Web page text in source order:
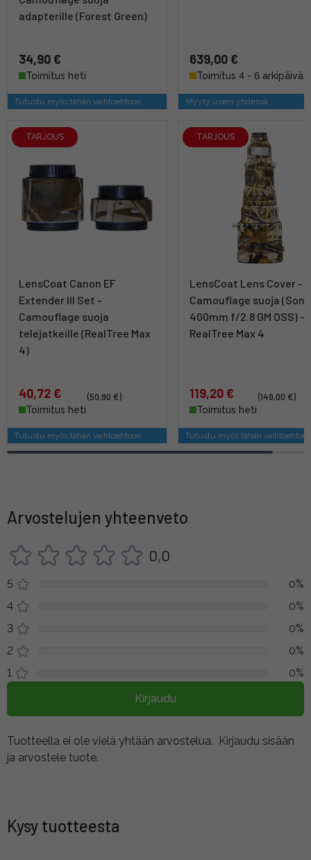
adapterille (Forest Green)
34,90 €
Toimitus heti
Tutustu myös tähän vaihtoehtoon
639,00 €
Toimitus 4 - 6 arkipäivää
Myyty usein yhdessä
TARJOUS
LensCoat Canon EF
Extender III Set -
Camouflage suoja
telejatkeille (RealTree Max
4)
40,72 €
(50,90 €)
Toimitus heti
Tutustu myös tähän vaihtoehtoon
TARJOUS
LensCoat Lens Cover -
Camouflage suoja (Sony
400mm f/2.8 GM OSS) -
RealTree Max 4
119,20 €
(149,00 €)
Toimitus heti
Tutustu myös tähän
Arvostelujen yhteenveto
0,0
5
0%
4
0%
3
0%
2
0%
1
0%
Kirjaudu
Tuotteella ei ole vielä yhtään arvostelua. Kirjaudu sisään
ja arvostele tuote.
Kysy tuotteesta